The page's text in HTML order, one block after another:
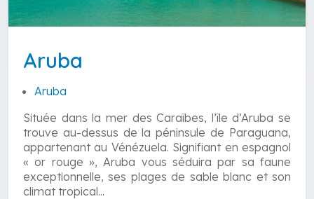
Aruba
Aruba
Située dans la mer des Caraîbes, l’île d’Aruba se
trouve au-dessus de la péninsule de Paraguana,
appartenant au Vénézuela. Signifiant en espagnol
« or rouge », Aruba vous séduira par sa faune
exceptionnelle, ses plages de sable blanc et son
climat tropical...